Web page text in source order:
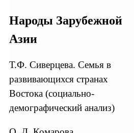
Народы Зарубежной
Азии
Т.Ф. Сиверцева. Семья в
развивающихся странах
Востока (социально-
демографический анализ)